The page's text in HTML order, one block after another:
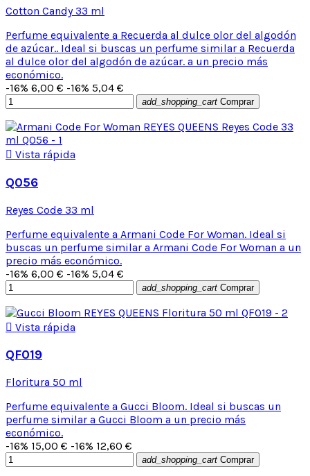
Cotton Candy 33 ml
Perfume equivalente a Recuerda al dulce olor del algodón
de azúcar.. Ideal si buscas un perfume similar a Recuerda
al dulce olor del algodón de azúcar. a un precio más
económico.
-16% 6,00 € -16% 5,04 €
add_shopping_cart Comprar
 Vista rápida
Q056
Reyes Code 33 ml
Perfume equivalente a Armani Code For Woman. Ideal si
buscas un perfume similar a Armani Code For Woman a un
precio más económico.
-16% 6,00 € -16% 5,04 €
add_shopping_cart Comprar
 Vista rápida
QF019
Floritura 50 ml
Perfume equivalente a Gucci Bloom. Ideal si buscas un
perfume similar a Gucci Bloom a un precio más
económico.
-16% 15,00 € -16% 12,60 €
add_shopping_cart Comprar